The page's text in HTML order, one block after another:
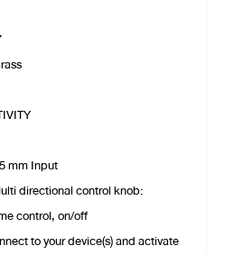
mm Input
directional control knob:
control, on/off
to your device(s) and activate